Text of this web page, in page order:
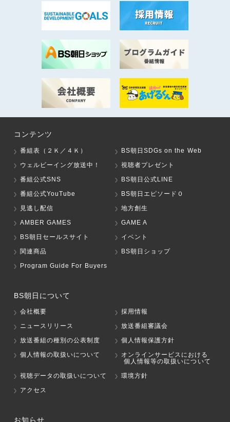
コンテンツ
番組表（２Ｋ／４Ｋ）
BS朝日SDGs on the Web
ウェルビーイング放送中！
視聴者プレゼント
番組公式SNS
BS朝日公式LINE
番組公式YouTube
BS朝日エピソード０
見逃し配信
地方創生
AMBER GAMES
GAME A
BS朝日セールスサイト
イベント
関連商品
BS朝日ショップ
Program Guide For Buyers
BS朝日について
会社概要
採用情報
ニュースリリース
放送番組審議会
放送番組の種別の公表制度
個人情報保護方針
個人情報の取扱いについて
オンラインサービスにおける
個人情報等の取扱いについて
視聴データの取扱いについて
環境方針
アクセス
お知らせ